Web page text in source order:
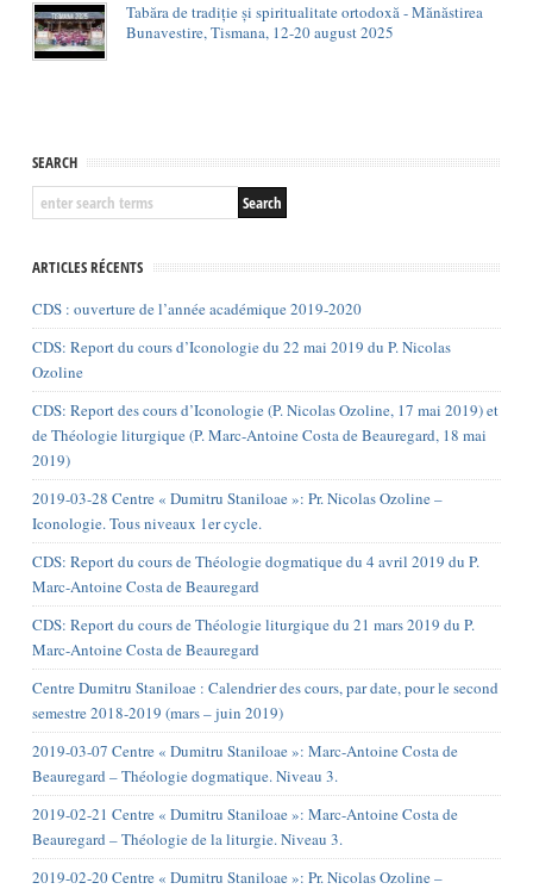
Tabăra de tradiție și spiritualitate ortodoxă - Mănăstirea
Bunavestire, Tismana, 12-20 august 2025
SEARCH
ARTICLES RÉCENTS
CDS : ouverture de l’année académique 2019-2020
CDS: Report du cours d’Iconologie du 22 mai 2019 du P. Nicolas
Ozoline
CDS: Report des cours d’Iconologie (P. Nicolas Ozoline, 17 mai 2019) et
de Théologie liturgique (P. Marc-Antoine Costa de Beauregard, 18 mai
2019)
2019-03-28 Centre « Dumitru Staniloae »: Pr. Nicolas Ozoline –
Iconologie. Tous niveaux 1er cycle.
CDS: Report du cours de Théologie dogmatique du 4 avril 2019 du P.
Marc-Antoine Costa de Beauregard
CDS: Report du cours de Théologie liturgique du 21 mars 2019 du P.
Marc-Antoine Costa de Beauregard
Centre Dumitru Staniloae : Calendrier des cours, par date, pour le second
semestre 2018-2019 (mars – juin 2019)
2019-03-07 Centre « Dumitru Staniloae »: Marc-Antoine Costa de
Beauregard – Théologie dogmatique. Niveau 3.
2019-02-21 Centre « Dumitru Staniloae »: Marc-Antoine Costa de
Beauregard – Théologie de la liturgie. Niveau 3.
2019-02-20 Centre « Dumitru Staniloae »: Pr. Nicolas Ozoline –